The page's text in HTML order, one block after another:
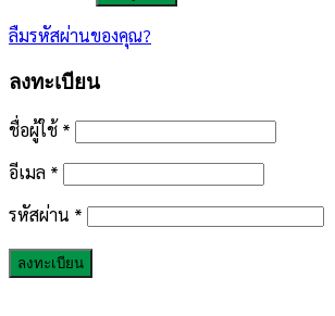
ลืมรหัสผ่านของคุณ?
ลงทะเบียน
ชื่อผู้ใช้ *
อีเมล *
รหัสผ่าน *
ลงทะเบียน